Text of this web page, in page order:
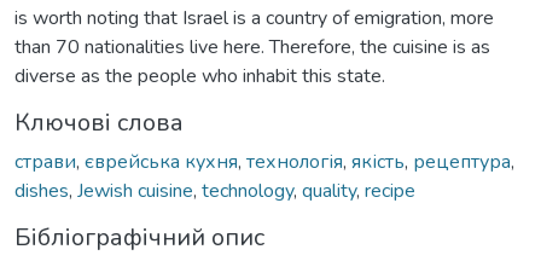
is worth noting that Israel is a country of emigration, more
than 70 nationalities live here. Therefore, the cuisine is as
diverse as the people who inhabit this state.
Ключові слова
страви, єврейська кухня, технологія, якість, рецептура,
dishes, Jewish cuisine, technology, quality, recipe
Бібліографічний опис